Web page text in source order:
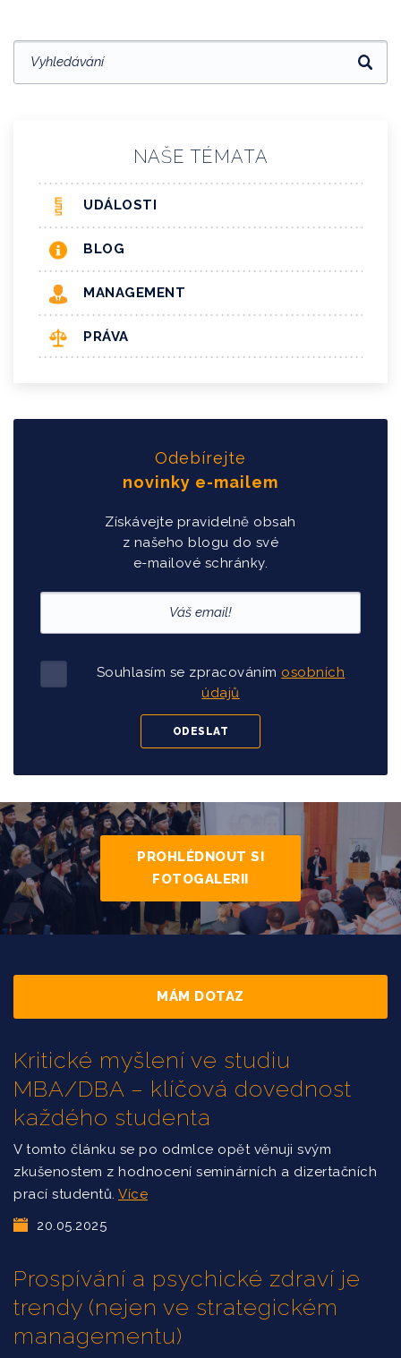
NAŠE TÉMATA
UDÁLOSTI
BLOG
MANAGEMENT
PRÁVA
Odebírejte
novinky e-mailem
Získávejte pravidelně obsah
z našeho blogu do své
e-mailové schránky.
Souhlasím se zpracováním osobních
údajů
PROHLÉDNOUT SI
FOTOGALERII
MÁM DOTAZ
Kritické myšlení ve studiu
MBA/DBA – klíčová dovednost
každého studenta
V tomto článku se po odmlce opět věnuji svým
zkušenostem z hodnocení seminárních a dizertačních
prací studentů. Více
20.05.2025
Prospívání a psychické zdraví je
trendy (nejen ve strategickém
managementu)